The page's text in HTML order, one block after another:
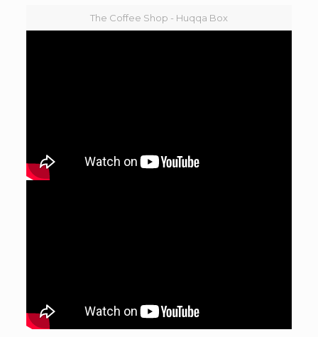
The Coffee Shop - Huqqa Box